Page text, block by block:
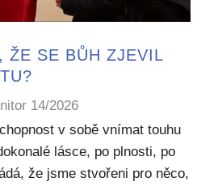
ŽE SE BŮH ZJEVIL
14/2026
v sobě vnímat touhu
lásce, po plnosti, po
že jsme stvořeni pro něco,